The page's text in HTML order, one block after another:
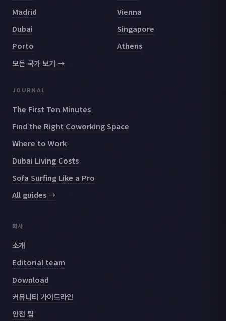
Madrid
Vienna
Dubai
Singapore
Porto
Athens
모든 국가 보기 →
JOURNAL
The First Ten Minutes
Find the Right Coworking Space
Where to Work
Dubai Living Costs
Sofa Surfing Like a Pro
All guides →
회사
소개
Editorial team
Download
커뮤니티 가이드라인
안전 팁